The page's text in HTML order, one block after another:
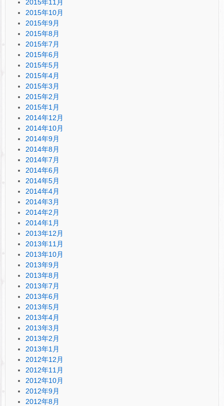
2015年11月
2015年10月
2015年9月
2015年8月
2015年7月
2015年6月
2015年5月
2015年4月
2015年3月
2015年2月
2015年1月
2014年12月
2014年10月
2014年9月
2014年8月
2014年7月
2014年6月
2014年5月
2014年4月
2014年3月
2014年2月
2014年1月
2013年12月
2013年11月
2013年10月
2013年9月
2013年8月
2013年7月
2013年6月
2013年5月
2013年4月
2013年3月
2013年2月
2013年1月
2012年12月
2012年11月
2012年10月
2012年9月
2012年8月